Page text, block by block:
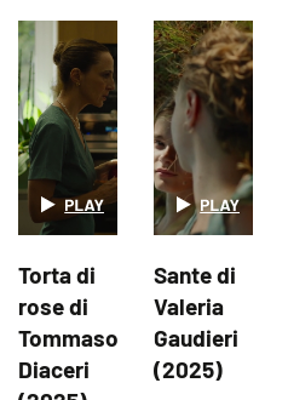
Torta di
rose di
Tommaso
Diaceri
Sante di
Valeria
Gaudieri
(2025)